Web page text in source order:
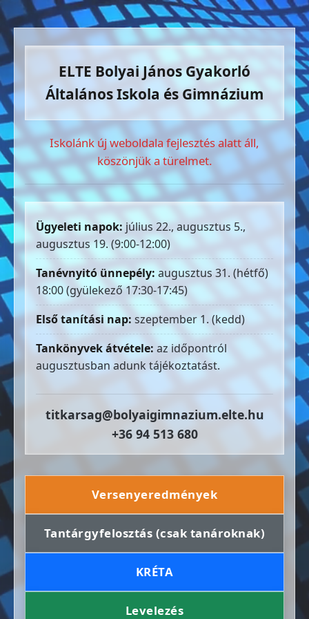
ELTE Bolyai János Gyakorló
Általános Iskola és Gimnázium
Iskolánk új weboldala fejlesztés alatt áll,
köszönjük a türelmet.
Ügyeleti napok: július 22., augusztus 5.,
augusztus 19. (9:00-12:00)
Tanévnyitó ünnepély: augusztus 31. (hétfő)
18:00 (gyülekező 17:30-17:45)
Első tanítási nap: szeptember 1. (kedd)
Tankönyvek átvétele: az időpontról
augusztusban adunk tájékoztatást.
titkarsag@bolyaigimnazium.elte.hu
+36 94 513 680
Versenyeredmények
Tantárgyfelosztás (csak tanároknak)
KRÉTA
Levelezés